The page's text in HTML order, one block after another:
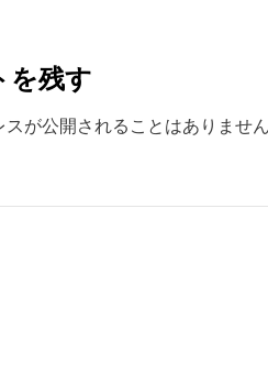
を残す
が公開されることはありません